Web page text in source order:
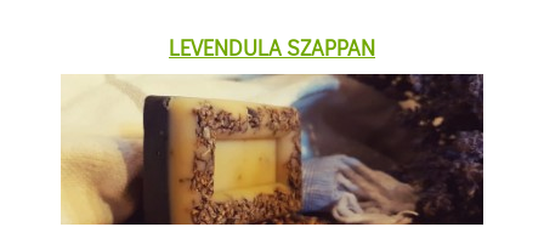
LEVENDULA SZAPPAN